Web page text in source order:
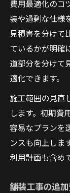
費用最適化のコ
装や過剰な仕様
見積書を分けて
ているかが明確
道部分を分けて
適化できます。
施工範囲の見直
します。初期費
容易なプランを
ンスも向上しま
利用計画も含め
舗装工事の追